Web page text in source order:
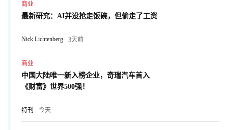
商业
最新研究：AI并没抢走饭碗，但偷走了工资
Nick Lichtenberg 3天前
商业
中国大陆唯一新入榜企业，奇瑞汽车首入
《财富》世界500强！
特刊 今天